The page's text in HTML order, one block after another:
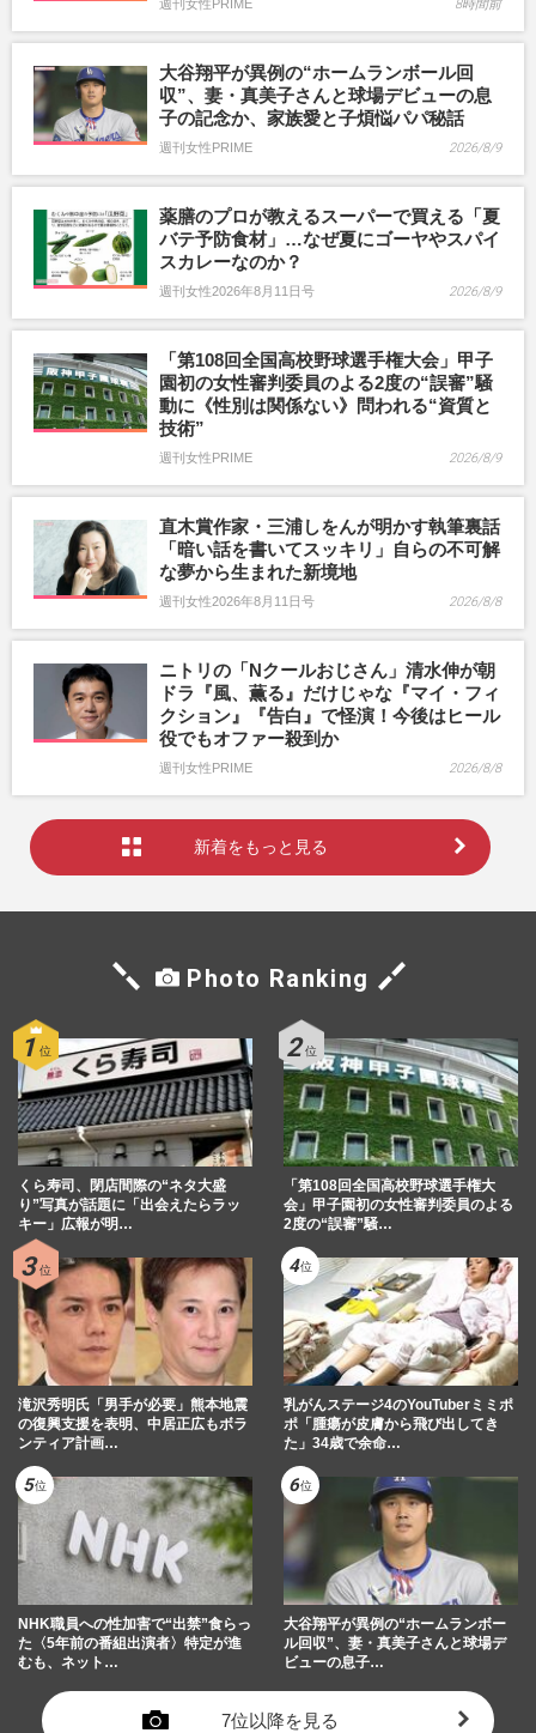
週刊女性PRIME 8時間前
大谷翔平が異例の“ホームランボール回
収”、妻・真美子さんと球場デビューの息
子の記念か、家族愛と子煩悩パパ秘話
週刊女性PRIME 2026/8/9
薬膳のプロが教えるスーパーで買える「夏
バテ予防食材」…なぜ夏にゴーヤやスパイ
スカレーなのか？
週刊女性2026年8月11日号 2026/8/9
「第108回全国高校野球選手権大会」甲子
園初の女性審判委員のよる2度の“誤審”騒
動に《性別は関係ない》問われる“資質と
技術”
週刊女性PRIME 2026/8/9
直木賞作家・三浦しをんが明かす執筆裏話
「暗い話を書いてスッキリ」自らの不可解
な夢から生まれた新境地
週刊女性2026年8月11日号 2026/8/8
ニトリの「Nクールおじさん」清水伸が朝
ドラ『風、薫る』だけじゃな『マイ・フィ
クション』『告白』で怪演！今後はヒール
役でもオファー殺到か
週刊女性PRIME 2026/8/8
新着をもっと見る
Photo Ranking
くら寿司、閉店間際の“ネタ大盛
り”写真が話題に「出会えたらラッ
キー」広報が明…
「第108回全国高校野球選手権大
会」甲子園初の女性審判委員のよる
2度の“誤審”騒…
滝沢秀明氏「男手が必要」熊本地震
の復興支援を表明、中居正広もボラ
ンティア計画…
乳がんステージ4のYouTuberミミポ
ポ「腫瘍が皮膚から飛び出してき
た」34歳で余命…
NHK職員への性加害で“出禁”食らっ
た〈5年前の番組出演者〉特定が進
むも、ネット…
大谷翔平が異例の“ホームランボー
ル回収”、妻・真美子さんと球場デ
ビューの息子…
7位以降を見る